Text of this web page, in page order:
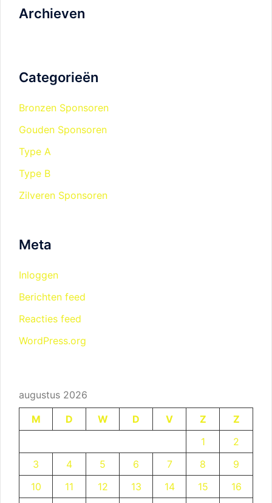
Archieven
Categorieën
Bronzen Sponsoren
Gouden Sponsoren
Type A
Type B
Zilveren Sponsoren
Meta
Inloggen
Berichten feed
Reacties feed
WordPress.org
augustus 2026
M
D W D V Z
Z
1
2
3
4 5 6 7 8
9
10
11 12 13 14 15
16